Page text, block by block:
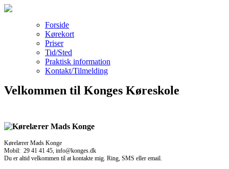
Forside
Kørekort
Priser
Tid/Sted
Praktisk information
Kontakt/Tilmelding
Velkommen til Konges Køreskole
Kørelærer Mads Konge
Mobil: 29 41 41 45, info@konges.dk
Du er altid velkommen til at kontakte mig. Ring, SMS eller email.